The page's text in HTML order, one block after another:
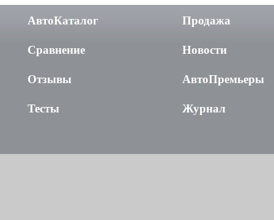
АвтоКаталог
Сравнение
Отзывы
Тесты
Продажа
Новости
АвтоПремьеры
Журнал